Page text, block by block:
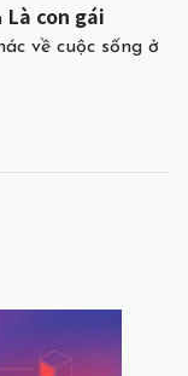
Là con gái
về cuộc sống ở